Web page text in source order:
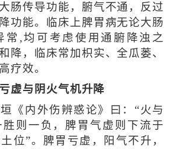
肠传导功能，腑气不通，反过
功能。临床上脾胃病无论大肠
常,均可考虑使用通腑降浊之
降，临床常加枳实、全瓜蒌、
疗效。
虚与阴火气机升降
内外伤辨惑论》曰：“火与
则一负，脾胃气虚则下流于
位”。脾胃亏虚，阳气不升，